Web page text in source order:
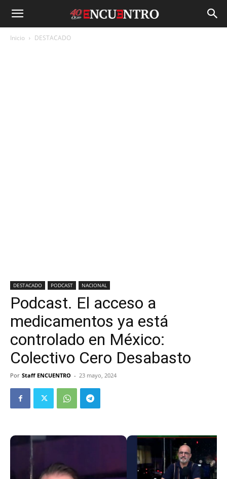
Inicio DESTACADO
DESTACADO PODCAST NACIONAL
Podcast. El acceso a
medicamentos ya está
controlado en México:
Colectivo Cero Desabasto
Por Staff ENCUENTRO - 23 mayo, 2024